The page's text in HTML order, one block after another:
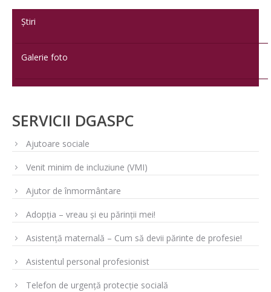
Știri
Galerie foto
SERVICII DGASPC
Ajutoare sociale
Venit minim de incluziune (VMI)
Ajutor de înmormântare
Adopția – vreau și eu părinții mei!
Asistență maternală – Cum să devii părinte de profesie!
Asistentul personal profesionist
Telefon de urgență protecție socială